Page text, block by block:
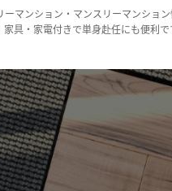
マンション・マンスリーマンショ
具・家電付きで単身赴任にも便利で